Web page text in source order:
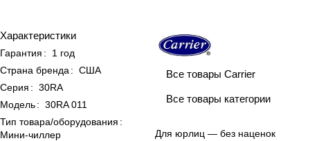
Характеристики
Гарантия :
1 год
Страна бренда : США
Серия : 30RA
Модель: 30RA 011
Тип товара/оборудования :
Мини-чиллер
Все товары Carrier
Все товары категории
Для юрлиц — без наценок